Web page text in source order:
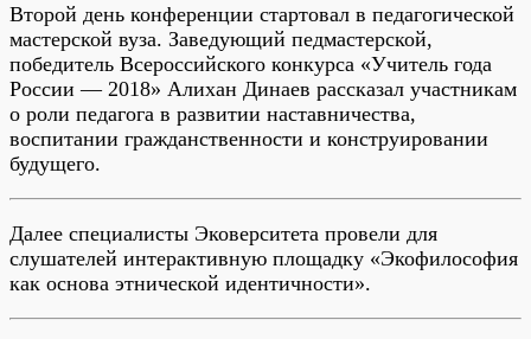
Второй день конференции стартовал в педагогической
мастерской вуза. Заведующий педмастерской,
победитель Всероссийского конкурса «Учитель года
России — 2018» Алихан Динаев рассказал участникам
о роли педагога в развитии наставничества,
воспитании гражданственности и конструировании
будущего.
Далее специалисты Эковерситета провели для
слушателей интерактивную площадку «Экофилософия
как основа этнической идентичности».